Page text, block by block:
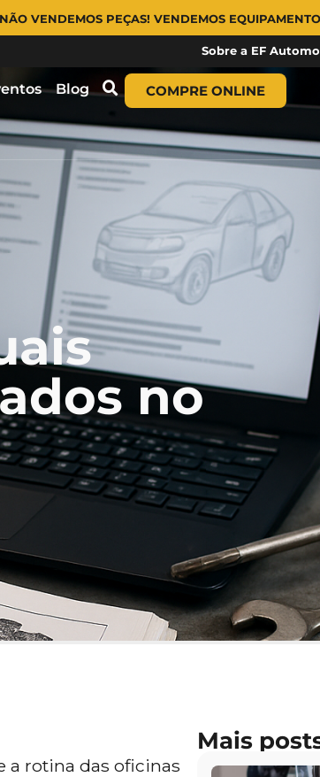
VENDEMOS EQUIPAMENTOS PARA OFICINAS
Sobre a EF
Blog COMPRE ONLINE
no
a rotina das oficinas
Mais